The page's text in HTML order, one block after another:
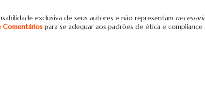
exclusiva de seus autores e não representam
Comentáriospara se adequar aos padrões de ética e compliance